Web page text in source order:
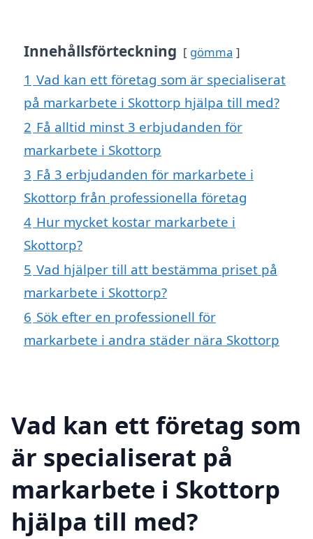
Innehållsförteckning gömma
1 Vad kan ett företag som är specialiserat
på markarbete i Skottorp hjälpa till med?
2 Få alltid minst 3 erbjudanden för
markarbete i Skottorp
3 Få 3 erbjudanden för markarbete i
Skottorp från professionella företag
4 Hur mycket kostar markarbete i
Skottorp?
5 Vad hjälper till att bestämma priset på
markarbete i Skottorp?
6 Sök efter en professionell för
markarbete i andra städer nära Skottorp
Vad kan ett företag som
är specialiserat på
markarbete i Skottorp
hjälpa till med?